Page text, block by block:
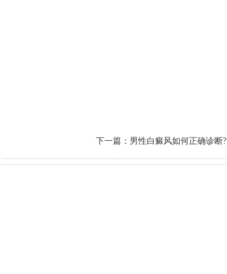
下一篇： 男性白癜风如何正确诊断?